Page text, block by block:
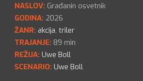
NASLOV: Građanin osvetnik
GODINA: 2026
ŽANR: akcija, triler
TRAJANJE: 89 min
REŽIJA: Uwe Boll
SCENARIO: Uwe Boll